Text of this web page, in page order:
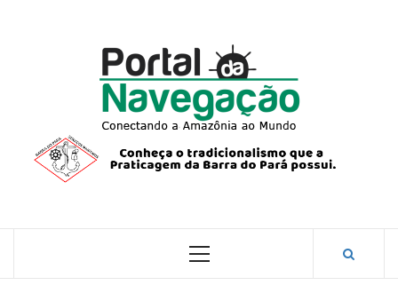
CONECTANDO A AMAZÔNIA COM O MUNDO.
Primary